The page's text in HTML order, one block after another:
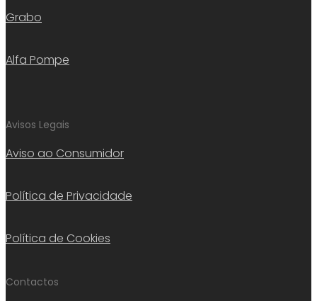
Grabo
Alfa Pompe
Avisos Legais
Aviso ao Consumidor
Política de Privacidade
Política de Cookies
Contactos